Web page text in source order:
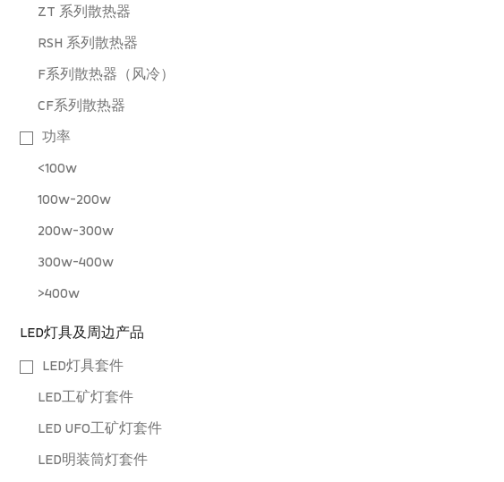
ZT 系列散热器
RSH 系列散热器
F系列散热器（风冷）
CF系列散热器
功率
<100w
100w-200w
200w-300w
300w-400w
>400w
LED灯具及周边产品
LED灯具套件
LED工矿灯套件
LED UFO工矿灯套件
LED明装筒灯套件